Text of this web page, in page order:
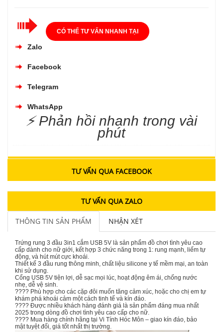
CÓ THỂ TƯ VẤN NHANH TẠI
Zalo
Facebook
Telegram
WhatsApp
⚡ Phản hồi nhanh trong vài
phút
TƯ VẤN QUA FACEBOOK
TƯ VẤN QUA ZALO
THÔNG TIN SẢN PHẨM NHẬN XÉT
Trứng rung 3 đầu 3in1 cắm USB 5V là sản phẩm đồ chơi tình yêu cao
cấp dành cho nữ giới, kết hợp 3 chức năng trong 1: rung mạnh, liếm tự
động, và hút mút cực khoái.
Thiết kế 3 đầu rung thông minh, chất liệu silicone y tế mềm mại, an toàn
khi sử dụng.
Cổng USB 5V tiện lợi, dễ sạc mọi lúc, hoạt động êm ái, chống nước
nhẹ, dễ vệ sinh.
???? Phù hợp cho các cặp đôi muốn tăng cảm xúc, hoặc cho chị em tự
khám phá khoái cảm một cách tinh tế và kín đáo.
???? Được nhiều khách hàng đánh giá là sản phẩm đáng mua nhất
2025 trong dòng đồ chơi tình yêu cao cấp cho nữ.
???? Mua hàng chính hãng tại Vi Tính Hóc Môn – giao kín đáo, bảo
mật tuyệt đối, giá tốt nhất thị trường.